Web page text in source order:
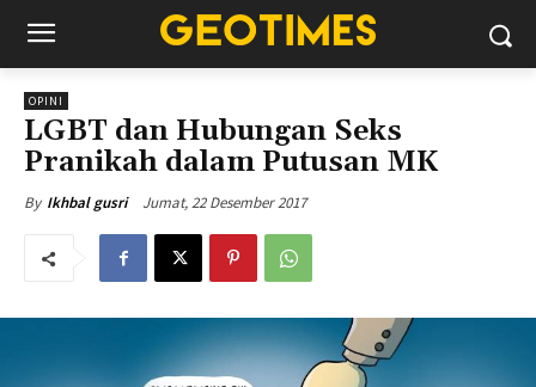
OPINI
LGBT dan Hubungan Seks
Pranikah dalam Putusan MK
By Ikhbal gusri Jumat, 22 Desember 2017